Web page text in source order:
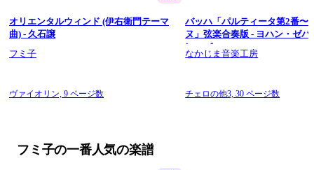
オリエンタルウィンド (伊右衛門テーマ
曲) - 久石譲
フミ子
ヴァイオリン, 9 ページ数
バッハ「パルティータ第2番〜
ヌ」弦楽合奏版 - ヨハン・ゼバ
ン・バッハ
なかじま音楽工房
チェロの他3,30 ページ数
フミ子の一番人気の楽譜